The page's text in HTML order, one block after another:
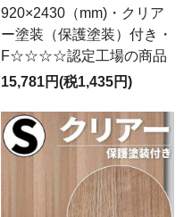
920×2430（mm)・クリア
ー塗装（保護塗装）付き・
F☆☆☆☆認定工場の商品
15,781円(税1,435円)